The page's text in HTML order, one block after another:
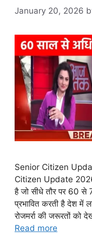
January 20, 2026
Senior Citizen
Citizen Update 2026
है जो सीधे तौर पर 60 से
प्रभावित करती है देश में
रोजमर्रा की जरूरतों को
Read more